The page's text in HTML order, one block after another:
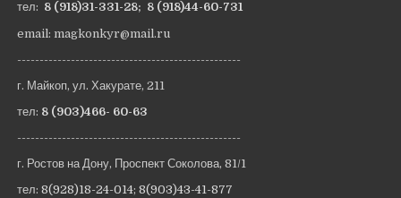
тел: 8 (918)31-331-28; 8 (918)44-60-731
email: magkonkyr@mail.ru
--------------------------------------------------
г. Майкоп, ул. Хакурате, 211
тел: 8 (903)466- 60-63
--------------------------------------------------
г. Ростов на Дону, Проспект Соколова, 81/1
тел:8(928)18-24-014;8(903)43-41-877